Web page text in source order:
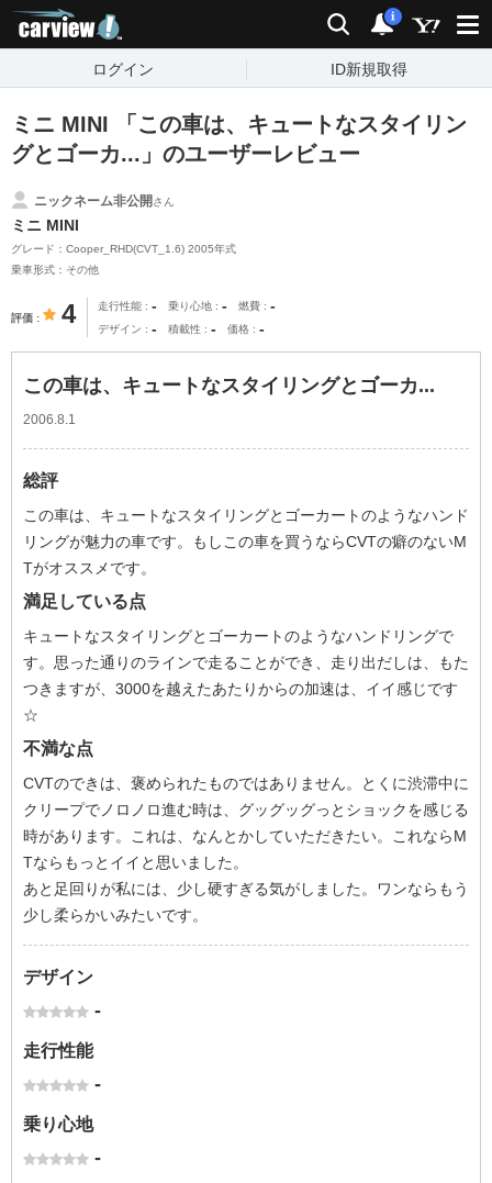
検索 通知
i
ログイン ID新規取得
ミニ MINI 「この車は、キュートなスタイリン
グとゴーカ...」のユーザーレビュー
ニックネーム非公開さん
ミニ MINI
グレード：Cooper_RHD(CVT_1.6) 2005年式
乗車形式：その他
評価 4 走行性能 - 乗り心地 - 燃費 -
デザイン - 積載性 - 価格 -
この車は、キュートなスタイリングとゴーカ...
2006.8.1
総評
この車は、キュートなスタイリングとゴーカートのようなハンド
リングが魅力の車です。もしこの車を買うならCVTの癖のないM
Tがオススメです。
満足している点
キュートなスタイリングとゴーカートのようなハンドリングで
す。思った通りのラインで走ることができ、走り出だしは、もた
つきますが、3000を越えたあたりからの加速は、イイ感じです
☆
不満な点
CVTのできは、褒められたものではありません。とくに渋滞中に
クリープでノロノロ進む時は、グッグッグっとショックを感じる
時があります。これは、なんとかしていただきたい。これならM
Tならもっとイイと思いました。
あと足回りが私には、少し硬すぎる気がしました。ワンならもう
少し柔らかいみたいです。
デザイン
-
走行性能
-
乗り心地
-